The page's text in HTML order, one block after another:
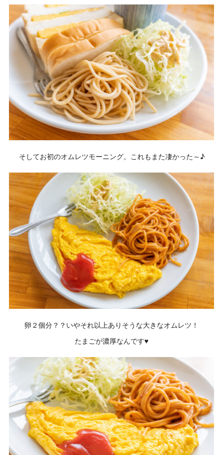
そしてお初のオムレツモーニング。これもまた凄かった～♪
卵２個分？？いやそれ以上ありそうな大きなオムレツ！
たまごが濃厚なんです♥